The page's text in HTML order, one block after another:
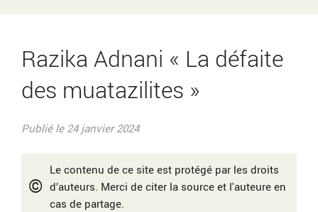
Razika Adnani « La défaite
des muatazilites »
Publié le 24 janvier 2024
©
Le contenu de ce site est protégé par les droits
d’auteurs. Merci de citer la source et l'auteure en
cas de partage.